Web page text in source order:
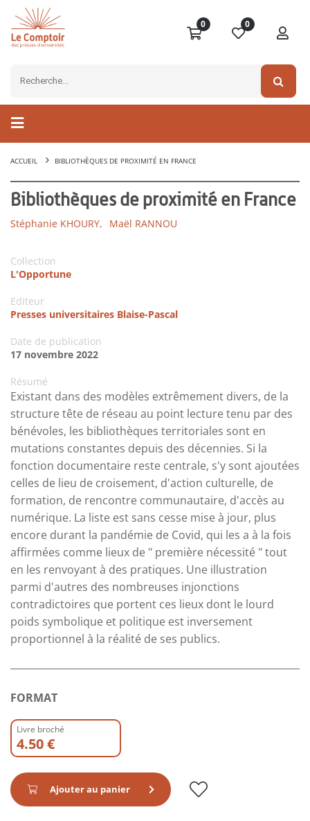
0 0
ACCUEIL BIBLIOTHÈQUES DE PROXIMITÉ EN FRANCE
Bibliothèques de proximité en France
Stéphanie KHOURY, Maël RANNOU
Collection
L'Opportune
Editeur
Presses universitaires Blaise-Pascal
Date de publication
17 novembre 2022
Résumé
Existant dans des modèles extrêmement divers, de la
structure tête de réseau au point lecture tenu par des
bénévoles, les bibliothèques territoriales sont en
mutations constantes depuis des décennies. Si la
fonction documentaire reste centrale, s'y sont ajoutées
celles de lieu de croisement, d'action culturelle, de
formation, de rencontre communautaire, d'accès au
numérique. La liste est sans cesse mise à jour, plus
encore durant la pandémie de Covid, qui les a à la fois
affirmées comme lieux de " première nécessité " tout
en les renvoyant à des pratiques. Une illustration
parmi d'autres des nombreuses injonctions
contradictoires que portent ces lieux dont le lourd
poids symbolique et politique est inversement
proportionnel à la réalité de ses publics.
FORMAT
Livre broché
4.50 €
Ajouter au panier